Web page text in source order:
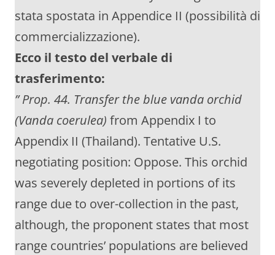
stata spostata in Appendice II (possibilità di
commercializzazione).
Ecco il testo del verbale di
trasferimento:
” Prop. 44. Transfer the blue vanda orchid
(Vanda coerulea) from Appendix I to
Appendix II (Thailand). Tentative U.S.
negotiating position: Oppose. This orchid
was severely depleted in portions of its
range due to over-collection in the past,
although, the proponent states that most
range countries’ populations are believed